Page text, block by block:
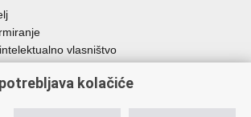
vlasništvo
kolačiće